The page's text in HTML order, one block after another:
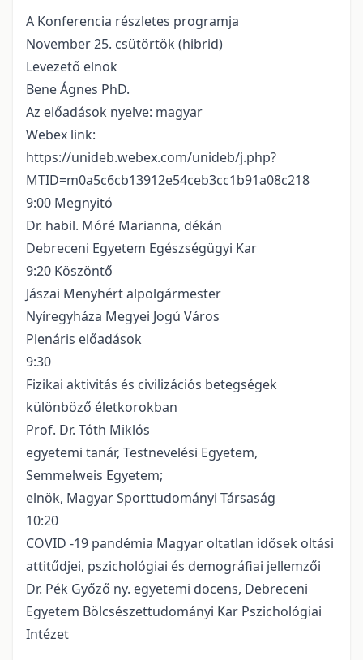
A Konferencia részletes programja
November 25. csütörtök (hibrid)
Levezető elnök
Bene Ágnes PhD.
Az előadások nyelve: magyar
Webex link:
https://unideb.webex.com/unideb/j.php?
MTID=m0a5c6cb13912e54ceb3cc1b91a08c218
9:00 Megnyitó
Dr. habil. Móré Marianna, dékán
Debreceni Egyetem Egészségügyi Kar
9:20 Köszöntő
Jászai Menyhért alpolgármester
Nyíregyháza Megyei Jogú Város
Plenáris előadások
9:30
Fizikai aktivitás és civilizációs betegségek
különböző életkorokban
Prof. Dr. Tóth Miklós
egyetemi tanár, Testnevelési Egyetem,
Semmelweis Egyetem;
elnök, Magyar Sporttudományi Társaság
10:20
COVID -19 pandémia Magyar oltatlan idősek oltási
attitűdjei, pszichológiai és demográfiai jellemzői
Dr. Pék Győző ny. egyetemi docens, Debreceni
Egyetem Bölcsészettudományi Kar Pszichológiai
Intézet